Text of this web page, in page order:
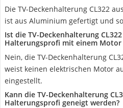
Die TV-Deckenhalterung CL322
ist aus Aluminium gefertigt und
Ist die TV-Deckenhalterung
Halterungsprofi mit einem Motor
Nein, die TV-Deckenhalterung
weist keinen elektrischen Motor
eingestellt.
Kann die TV-Deckenhalterung
Halterungsprofi geneigt werden?